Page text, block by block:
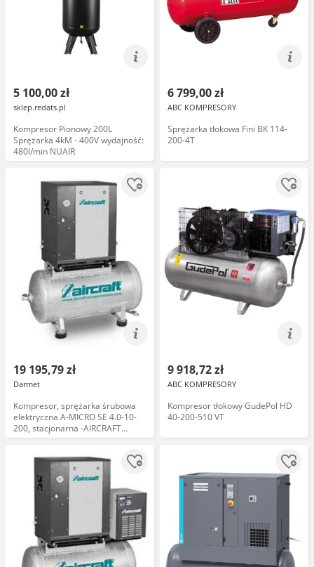
5 100,00 zł
sklep.redats.pl
Kompresor Pionowy 200L
Sprężarka 4kM - 400V wydajność:
480l/min NUAIR
6 799,00 zł
ABC KOMPRESORY
Sprężarka tłokowa Fini BK 114-
200-4T
19 195,79 zł
Darmet
Kompresor, sprężarka śrubowa
elektryczna A-MICRO SE 4.0-10-
200, stacjonarna -AIRCRAFT
2091614
9 918,72 zł
ABC KOMPRESORY
Kompresor tłokowy GudePol HD
40-200-510 VT